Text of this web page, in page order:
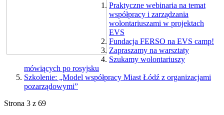
Praktyczne webinaria na temat
współpracy i zarządzania
wolontariuszami w projektach
EVS
Fundacja FERSO na EVS camp!
Zapraszamy na warsztaty
Szukamy wolontariuszy
mówiących po rosyjsku
Szkolenie: „Model współpracy Miast Łódź z organizacjami
pozarządowymi”
Strona 3 z 69